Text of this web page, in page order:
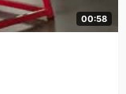
00:58